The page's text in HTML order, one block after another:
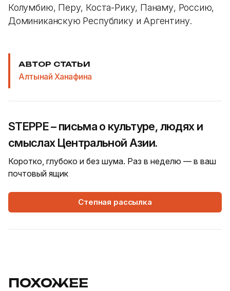
Колумбию, Перу, Коста-Рику, Панаму, Россию,
Доминиканскую Республику и Аргентину.
АВТОР СТАТЬИ
Алтынай Ханафина
STEPPE – письма о культуре, людях и
смыслах Центральной Азии.
Коротко, глубоко и без шума. Раз в неделю — в ваш
почтовый ящик
Степная рассылка
ПОХОЖЕЕ